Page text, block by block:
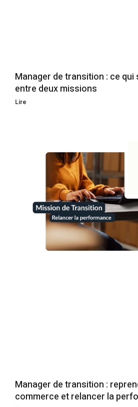
Manager de transition : ce
entre deux missions
Lire
Manager de transition :
commerce et relancer la